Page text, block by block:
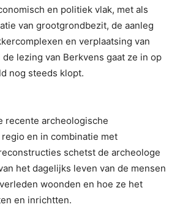
en politiek vlak, met als
van grootgrondbezit, de aanleg
en verplaatsing van
lezing van Berkvens gaat ze in op
nog steeds klopt.
recente archeologische
en in combinatie met
schetst de archeologe
het dagelijks leven van de mensen
woonden en hoe ze het
en inrichtten.